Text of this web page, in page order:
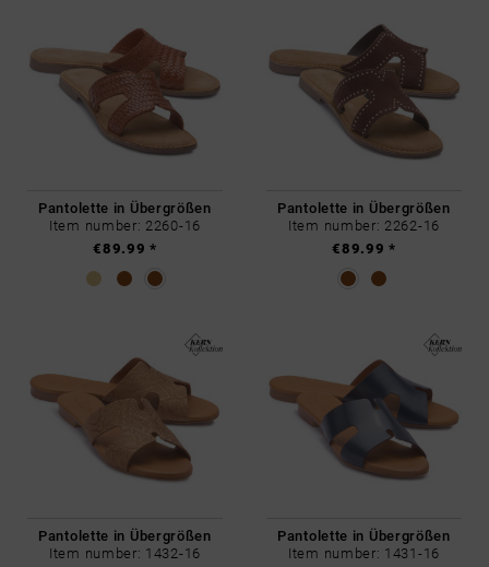
Pantolette in Übergrößen
Item number: 2260-16
€89.99 *
Pantolette in Übergrößen
Item number: 2262-16
€89.99 *
Pantolette in Übergrößen
Item number: 1432-16
Pantolette in Übergrößen
Item number: 1431-16